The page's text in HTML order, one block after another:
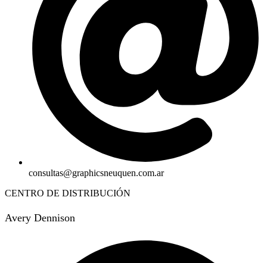
consultas@graphicsneuquen.com.ar
CENTRO DE DISTRIBUCIÓN
Avery Dennison